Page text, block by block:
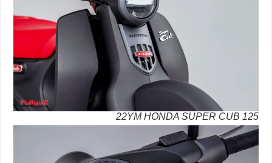
22YM HONDA SUPER CUB 125